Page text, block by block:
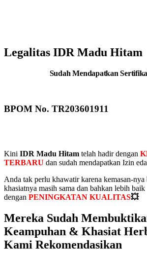
Legalitas IDR Madu Hitam
Sudah Mendapatkan
BPOM No. TR203601911
Kini IDR Madu Hitam telah hadir dengan
TERBARU dan sudah mendapatkan Izin
Anda tak perlu khawatir karena kemasan-nya
khasiatnya masih sama dan bahkan lebih baik
dengan PENINGKATAN KUALITAS💥
Mereka Sudah
Keampuhan & Khasiat
Kami Rekomendasikan